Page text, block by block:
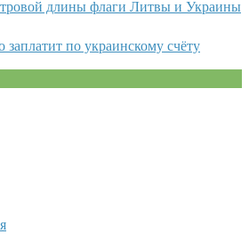
длины флаги Литвы и Украины
заплатит по украинскому счёту